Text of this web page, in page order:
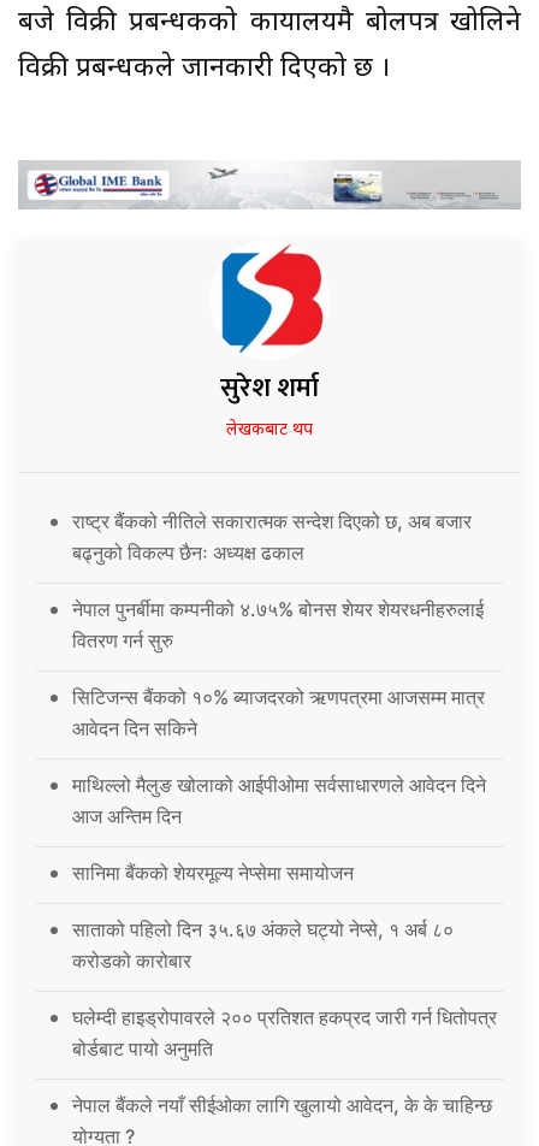
बजे विक्री प्रबन्धकको कार्यालयमै बोलपत्र खोलिने
विक्री प्रबन्धकले जानकारी दिएको छ ।
सुरेश शर्मा
लेखकबाट थप
राष्ट्र बैंकको नीतिले सकारात्मक सन्देश दिएको छ, अब बजार
बढ्नुको विकल्प छैनः अध्यक्ष ढकाल
नेपाल पुनर्बीमा कम्पनीको ४.७५% बोनस शेयर शेयरधनीहरुलाई
वितरण गर्न सुरु
सिटिजन्स बैंकको १०% ब्याजदरको ऋणपत्रमा आजसम्म मात्र
आवेदन दिन सकिने
माथिल्लो मैलुङ खोलाको आईपीओमा सर्वसाधारणले आवेदन दिने
आज अन्तिम दिन
सानिमा बैंकको शेयरमूल्य नेप्सेमा समायोजन
साताको पहिलो दिन ३५.६७ अंकले घट्यो नेप्से, १ अर्ब ८०
करोडको कारोबार
घलेम्दी हाइड्रोपावरले २०० प्रतिशत हकप्रद जारी गर्न धितोपत्र
बोर्डबाट पायो अनुमति
नेपाल बैंकले नयाँ सीईओका लागि खुलायो आवेदन, के के चाहिन्छ
योग्यता ?